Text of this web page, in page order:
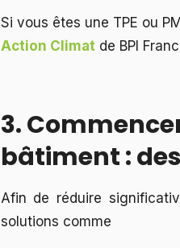
Si vous êtes une TPE ou
Action Climatde BPI
3.
bâtiment :
Afin de réduire
solutions comme